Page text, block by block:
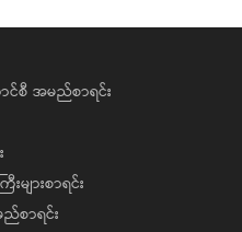
င်စီ အမည်စာရင်း
ျားစာရင်း
စာရင်း